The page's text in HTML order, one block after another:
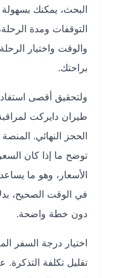
البحث، يمكنك بسهولة
التوقفات ومدة الرحلة، مما
والوقت واختيار الرحلة
براحتك.
ولتحقيق أقصى استفادة،
طيران دايركت لمراقبة
الحجز النهائي. المنصة
توضح ما إذا كان السعر
الأسعار، وهو ما يساعدك
في الوقت الصحيح، بدلاً من
دون خطة واضحة.
اختيار درجة السفر
تقليل تكلفة التذكرة. عبر